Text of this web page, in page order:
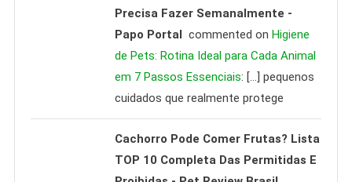
Precisa Fazer Semanalmente -
Papo Portal commented onHigiene
de Pets: Rotina Ideal para Cada Animal
em 7 Passos Essenciais: […] pequenos
cuidados que realmente protege
Cachorro Pode Comer Frutas? Lista
TOP 10 Completa Das Permitidas E